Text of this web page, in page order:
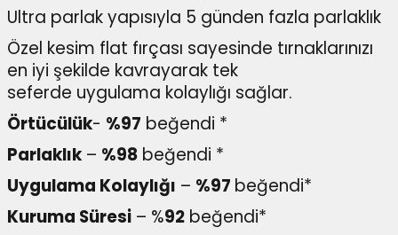
Ultra parlak yapısıyla 5 günden fazla parlaklık
Özel kesim flat fırçası sayesinde tırnaklarınızı
en iyi şekilde kavrayarak tek
seferde uygulama kolaylığı sağlar.
Örtücülük- %97 beğendi *
Parlaklık – %98 beğendi *
Uygulama Kolaylığı – %97 beğendi*
Kuruma Süresi – %92 beğendi*